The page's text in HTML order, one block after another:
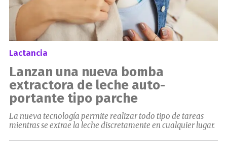
Lactancia
Lanzan una nueva bomba
extractora de leche auto-
portante tipo parche
La nueva tecnología permite realizar todo tipo de tareas
mientras se extrae la leche discretamente en cualquier lugar.